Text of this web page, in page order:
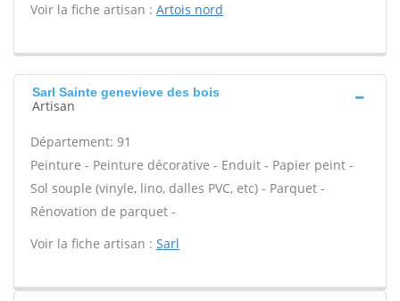
Voir la fiche artisan : Artois nord
Sarl Sainte genevieve des bois
Artisan
Département: 91
Peinture - Peinture décorative - Enduit - Papier peint -
Sol souple (vinyle, lino, dalles PVC, etc) - Parquet -
Rénovation de parquet -
Voir la fiche artisan : Sarl